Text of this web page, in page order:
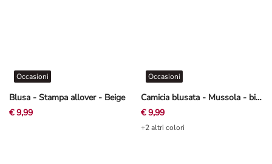
Blusa - Stampa allover - Beige
Occasioni
€ 9,99
Camicia blusata - Mussola - bianco
Occasioni
€ 9,99
+2 altri colori